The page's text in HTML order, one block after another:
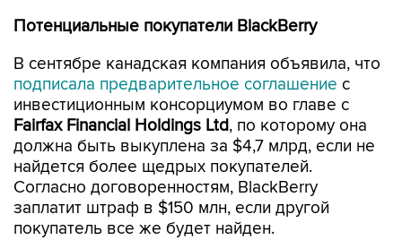
Потенциальные покупатели BlackBerry
В сентябре канадская компания объявила, что
подписала предварительное соглашение с
инвестиционным консорциумом во главе с
Fairfax Financial Holdings Ltd, по которому она
должна быть выкуплена за $4,7 млрд, если не
найдется более щедрых покупателей.
Согласно договоренностям, BlackBerry
заплатит штраф в $150 млн, если другой
покупатель все же будет найден.